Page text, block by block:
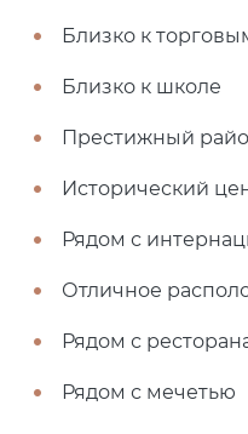
Близко к
Близко к школе
Престижный
Исторический
Рядом с
Отличное
Рядом с
Рядом с мечетью